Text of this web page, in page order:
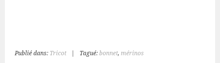
Publié dans: Tricot Tagué:bonnet,mérinos